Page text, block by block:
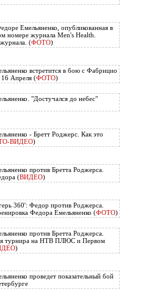
Емельяненко, опубликованная в
номере журнала Men's Health.
(ФОТО)
встретится в бою с Фабрицио
Апреля (ФОТО)
"Достучался до небес"
- Бретт Роджерс. Как это
ВИДЕО)
против Бретта Роджерса.
(ВИДЕО)
360': Федор против Роджерса.
Федора Емельяненко (ФОТО)
против Бретта Роджерса.
турнира на НТВ ПЛЮС и Первом
)
проведет показательный бой